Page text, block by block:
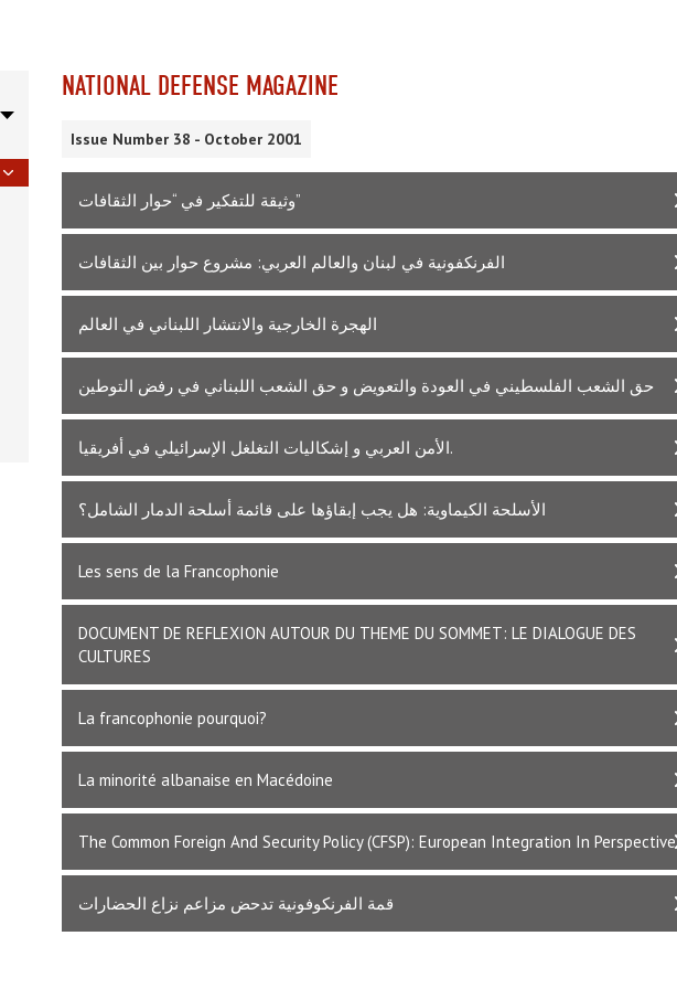
NATIONAL DEFENSE MAGAZINE
Issue Number 38 - October 2001
وثيقة للتفكير في “حوار الثقافات”
الفرنكفونية في لبنان والعالم العربي: مشروع حوار بين الثقافات
الهجرة الخارجية والانتشار اللبناني في العالم
حق الشعب الفلسطيني في العودة والتعويض و حق الشعب اللبناني في رفض التوطين
الأمن العربي و إشكاليات التغلغل الإسرائيلي في أفريقيا.
الأسلحة الكيماوية: هل يجب إبقاؤها على قائمة أسلحة الدمار الشامل؟
Les sens de la Francophonie
DOCUMENT DE REFLEXION AUTOUR DU THEME DU SOMMET: LE DIALOGUE DES
CULTURES
La francophonie pourquoi?
La minorité albanaise en Macédoine
The Common Foreign And Security Policy (CFSP): European Integration In Perspective
قمة الفرنكوفونية تدحض مزاعم نزاع الحضارات